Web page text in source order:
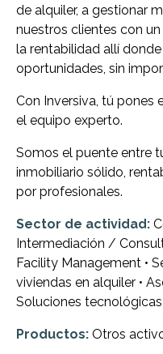
de alquiler, a gestionar
nuestros clientes con
la rentabilidad allí
oportunidades, sin
Con Inversiva, tú pones
el equipo experto.
Somos el puente entre
inmobiliario sólido,
por profesionales.
Sector de actividad:
Intermediación /
Facility Management •
viviendas en alquiler •
Soluciones tecnológicas
Productos: Otros